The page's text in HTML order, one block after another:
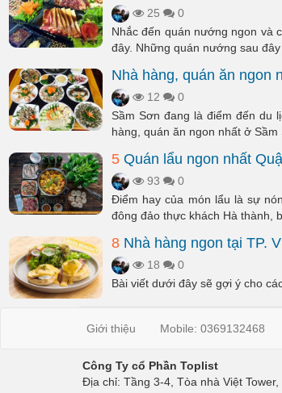
25
0
Nhắc đến quán nướng ngon và
đây. Những quán nướng sau đây
Nhà hàng, quán ăn ngon
12
0
Sầm Sơn đang là điểm đến du
hàng, quán ăn ngon nhất ở Sầm
5 Quán lẩu ngon nhất
93
0
Điểm hay của món lẩu là sự
đông đảo thực khách Hà thành,
8 Nhà hàng ngon tại TP.
18
0
Bài viết dưới đây sẽ gợi ý cho
Giới thiệu Mobile: 0369132468
Công Ty cổ Phần Toplist
Địa chỉ: Tầng 3-4, Tòa nhà Việt